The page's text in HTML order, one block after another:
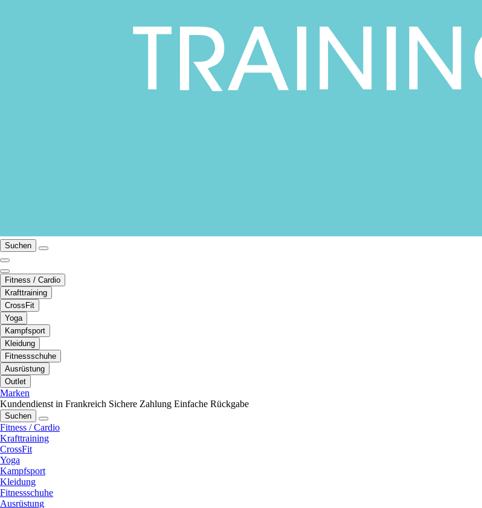
Suchen
Fitness / Cardio
Krafttraining
CrossFit
Yoga
Kampfsport
Kleidung
Fitnessschuhe
Ausrüstung
Outlet
Marken
Kundendienst in Frankreich Sichere Zahlung Einfache Rückgabe
Suchen
Fitness / Cardio
Krafttraining
CrossFit
Yoga
Kampfsport
Kleidung
Fitnessschuhe
Ausrüstung